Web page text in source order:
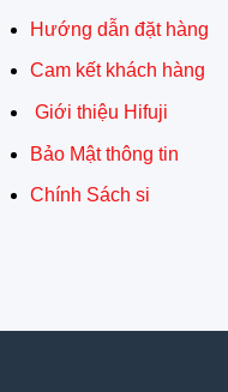
Hướng dẫn đặt hàng
Cam kết khách hàng
Giới thiệu Hifuji
Bảo Mật thông tin
Chính Sách si